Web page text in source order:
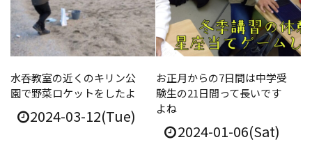
水呑教室の近くのキリン公
園で野菜ロケットをしたよ
2024-03-12(Tue)
お正月からの7日間は中学受
験生の21日間って長いです
よね
2024-01-06(Sat)